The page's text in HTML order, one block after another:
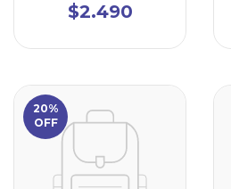
$2.490
20%
OFF